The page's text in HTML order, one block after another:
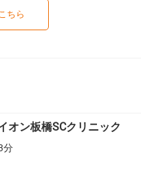
ちら
オン板橋SCクリニック
分